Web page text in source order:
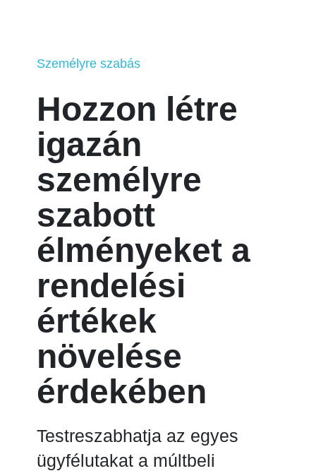
Személyre szabás
Hozzon létre
igazán
személyre
szabott
élményeket a
rendelési
értékek
növelése
érdekében
Testreszabhatja az egyes
ügyfélutakat a múltbeli